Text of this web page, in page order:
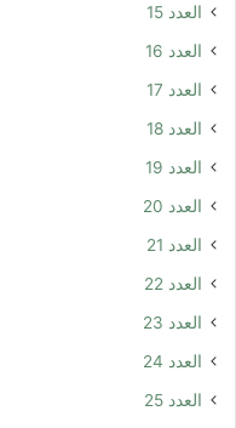
العدد 15
العدد 16
العدد 17
العدد 18
العدد 19
العدد 20
العدد 21
العدد 22
العدد 23
العدد 24
العدد 25